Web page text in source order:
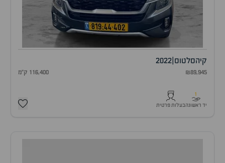
קיהסלטוס 2022
₪89,945 116,400 ק"מ
1
יד ראשונהבעלות פרטית